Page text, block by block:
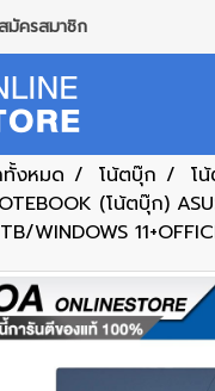
มัครสมาชิก
งหมด โน้ตบุ๊ก
โ
(โน้ตบุ๊ก)
WINDOWS